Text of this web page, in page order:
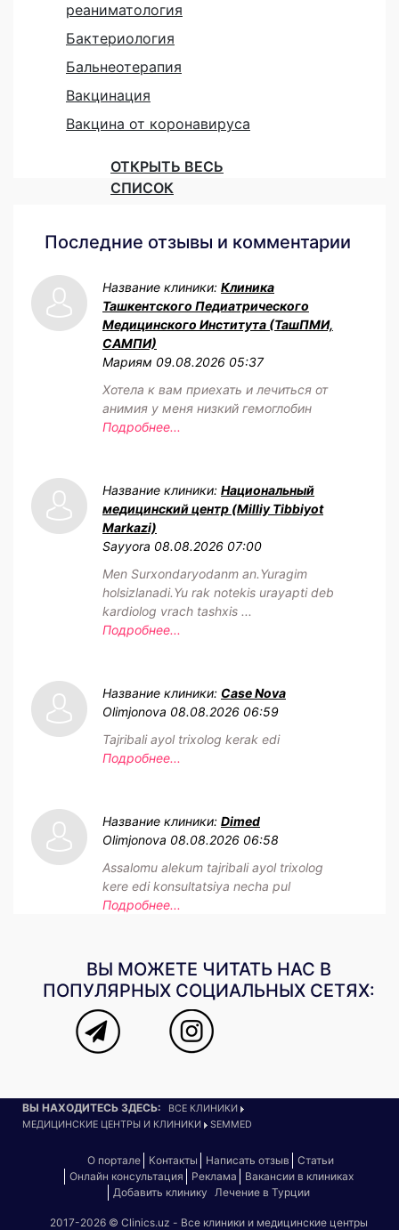
реаниматология
Бактериология
Бальнеотерапия
Вакцинация
Вакцина от коронавируса
ОТКРЫТЬ ВЕСЬ
СПИСОК
Последние отзывы и комментарии
Название клиники: Клиника
Ташкентского Педиатрического
Медицинского Института (ТашПМИ,
САМПИ)
Мариям 09.08.2026 05:37
Хотела к вам приехать и лечиться от
анимия у меня низкий гемоглобин
Подробнее...
Название клиники: Национальный
медицинский центр (Milliy Tibbiyot
Markazi)
Sayyora 08.08.2026 07:00
Men Surxondaryodanm an.Yuragim
holsizlanadi.Yu rak notekis urayapti deb
kardiolog vrach tashxis ...
Подробнее...
Название клиники: Case Nova
Olimjonova 08.08.2026 06:59
Tajribali ayol trixolog kerak edi
Подробнее...
Название клиники: Dimed
Olimjonova 08.08.2026 06:58
Assalomu alekum tajribali ayol trixolog
kere edi konsultatsiya necha pul
Подробнее...
ВЫ МОЖЕТЕ ЧИТАТЬ НАС В
ПОПУЛЯРНЫХ СОЦИАЛЬНЫХ СЕТЯХ:
ВЫ НАХОДИТЕСЬ ЗДЕСЬ:
ВСЕ КЛИНИКИ
МЕДИЦИНСКИЕ ЦЕНТРЫ И КЛИНИКИ
SEMMED
О портале Контакты Написать отзыв
Статьи
Онлайн консультация
Реклама
Вакансии в клиниках
Добавить клинику Лечение в Турции
2017-2026 © Clinics.uz - Все клиники и медицинские центры